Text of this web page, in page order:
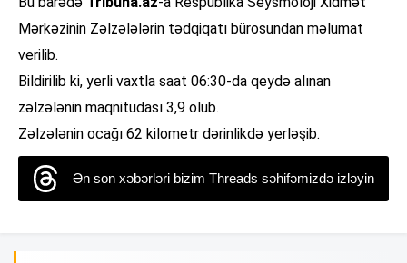
Mərkəzinin Zəlzələlərin tədqiqatı bürosundan məlumat
verilib.
Bildirilib ki, yerli vaxtla saat 06:30-da qeydə alınan
zəlzələnin maqnitudası 3,9 olub.
Zəlzələnin ocağı 62 kilometr dərinlikdə yerləşib.
Ən son xəbərləri bizim Threads səhifəmizdə izləyin